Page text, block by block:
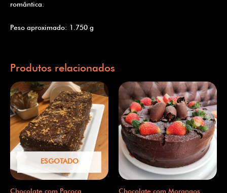
romântica.
Peso aproximado: 1.750 g
Produtos relacionados
ESGOTADO
Chocolate com Paçoca Chocolate com Morangos